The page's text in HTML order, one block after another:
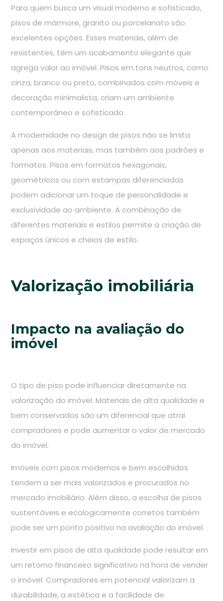
Para quem busca um visual moderno e sofisticado,
pisos de mármore, granito ou porcelanato são
excelentes opções. Esses materiais, além de
resistentes, têm um acabamento elegante que
agrega valor ao imóvel. Pisos em tons neutros, como
cinza, branco ou preto, combinados com móveis e
decoração minimalista, criam um ambiente
contemporâneo e sofisticado.
A modernidade no design de pisos não se limita
apenas aos materiais, mas também aos padrões e
formatos. Pisos em formatos hexagonais,
geométricos ou com estampas diferenciadas
podem adicionar um toque de personalidade e
exclusividade ao ambiente. A combinação de
diferentes materiais e estilos permite a criação de
espaços únicos e cheios de estilo.
Valorização imobiliária
Impacto na avaliação do
imóvel
O tipo de piso pode influenciar diretamente na
valorização do imóvel. Materiais de alta qualidade e
bem conservados são um diferencial que atrai
compradores e pode aumentar o valor de mercado
do imóvel.
Imóveis com pisos modernos e bem escolhidos
tendem a ser mais valorizados e procurados no
mercado imobiliário. Além disso, a escolha de pisos
sustentáveis e ecologicamente corretos também
pode ser um ponto positivo na avaliação do imóvel.
Investir em pisos de alta qualidade pode resultar em
um retorno financeiro significativo na hora de vender
o imóvel. Compradores em potencial valorizam a
durabilidade, a estética e a facilidade de